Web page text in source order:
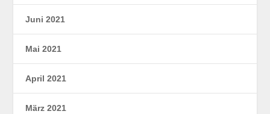
Juni 2021
Mai 2021
April 2021
März 2021